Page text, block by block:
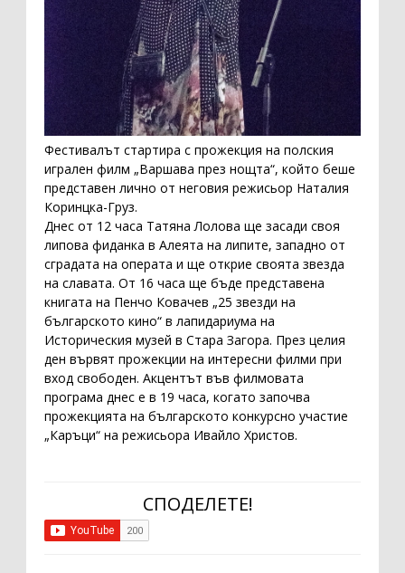
Фестивалът стартира с прожекция на полския
игрален филм „Варшава през нощта“, който беше
представен лично от неговия режисьор Наталия
Коринцка-Груз.
Днес от 12 часа Татяна Лолова ще засади своя
липова фиданка в Алеята на липите, западно от
сградата на операта и ще открие своята звезда
на славата. От 16 часа ще бъде представена
книгата на Пенчо Ковачев „25 звезди на
българското кино“ в лапидариума на
Историческия музей в Стара Загора. През целия
ден вървят прожекции на интересни филми при
вход свободен. Акцентът във филмовата
програма днес е в 19 часа, когато започва
прожекцията на българското конкурсно участие
„Каръци“ на режисьора Ивайло Христов.
СПОДЕЛЕТЕ!